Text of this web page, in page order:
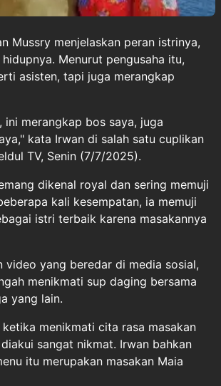
Mussry menjelaskan peran istrinya,
Menurut pengusaha itu,
asisten, tapi juga merangkap
ini merangkap bos saya, juga
kata Irwan di salah satu cuplikan
TV, Senin (7/7/2025).
dikenal royal dan sering memuji
kali kesempatan, ia memuji
istri terbaik karena masakannya
video yang beredar di media sosial,
menikmati sup daging bersama
yang lain.
menikmati cita rasa masakan
sangat nikmat. Irwan bahkan
itu merupakan masakan Maia